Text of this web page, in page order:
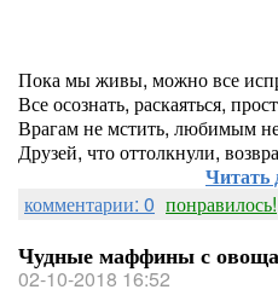
Пока мы живы, можно все
Все осознать, раскаяться,
Врагам не мстить, любимым
Друзей, что оттолкнули,
Читать
комментарии: 0 понравилось!
Чудные маффины с
02-10-2018 16:52